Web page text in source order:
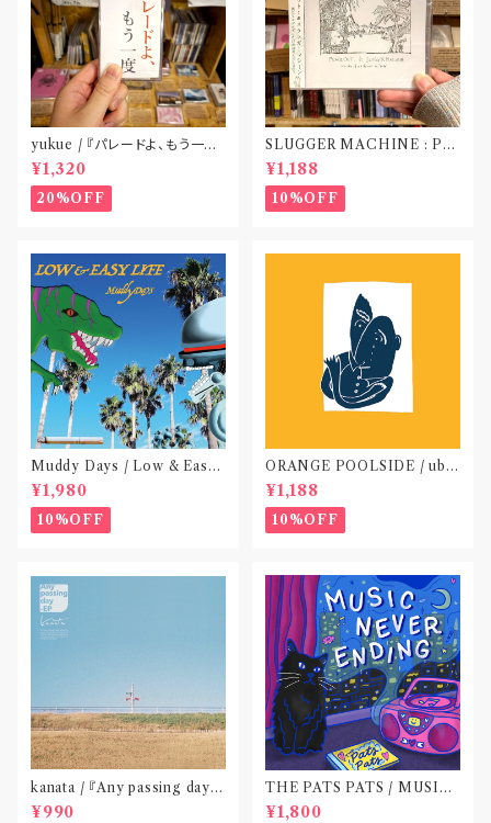
yukue / 『パレードよ、もう一度』
(TAPE)
¥1,320
20%OFF
SLUGGER MACHINE : PE
ACE OUT! / we die if we d
o not do “DIG”(SPLIT CD)
〝横浜&札幌〟
¥1,188
10%OFF
Muddy Days / Low & Easy
Life〝東京〟
¥1,980
10%OFF
ORANGE POOLSIDE / ubu
(CD作品)〝神奈川・厚木〟
¥1,188
10%OFF
kanata / 『Any passing day -
EP』(CD作品)〝東京〟
¥990
THE PATS PATS / MUSIC
NEVER ENDING(CD作品)
¥1,800